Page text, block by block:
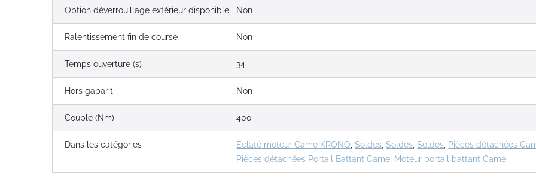
Option déverrouillage extérieur disponible Non
Ralentissement fin de course Non
Temps ouverture (s) 34
Hors gabarit Non
Couple (Nm) 400
Dans les catégories Eclaté moteur Came KRONO ,Soldes ,Soldes ,Soldes Pièces détachées
Pièces détachées Portail Battant Came Moteur portail battant Came